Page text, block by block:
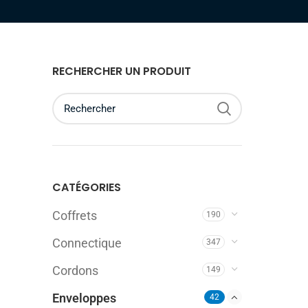
RECHERCHER UN PRODUIT
CATÉGORIES
Coffrets 190
Connectique 347
Cordons 149
Enveloppes 42